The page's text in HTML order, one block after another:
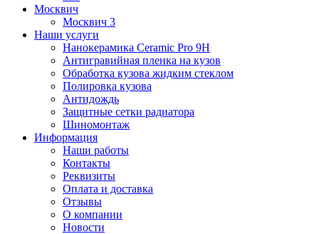
Москвич
Москвич 3
Наши услуги
Нанокерамика Ceramic Pro 9H
Антигравийная пленка на кузов
Обработка кузова жидким стеклом
Полировка кузова
Антидождь
Защитные сетки радиатора
Шиномонтаж
Информация
Наши работы
Контакты
Реквизиты
Оплата и доставка
Отзывы
О компании
Новости